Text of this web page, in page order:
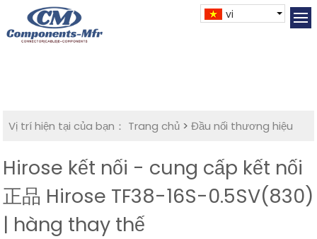
vi
Vị trí hiện tại của bạn： Trang chủ >Đầu nối thương hiệu
Hirose kết nối - cung cấp kết nối
正品 Hirose TF38-16S-0.5SV(830)
| hàng thay thế